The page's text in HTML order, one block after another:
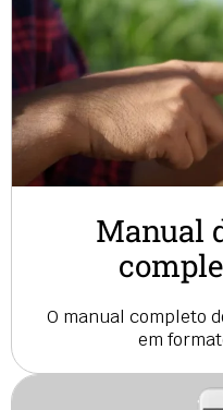
Manual
O manual completo
em